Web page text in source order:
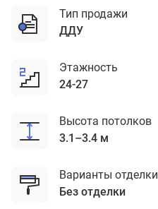
Тип продажи
ДДУ
Этажность
24-27
Высота потолков
3.1–3.4 м
Варианты отделки
без отделки